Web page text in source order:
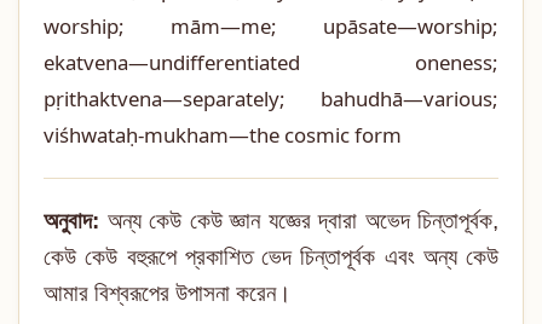
worship; mām—me; upāsate—worship;
ekatvena—undifferentiated oneness;
pṛithaktvena—separately; bahudhā—various;
viśhwataḥ-mukham—the cosmic form
অনুবাদ: অন্য কেউ কেউ জ্ঞান যজ্ঞের দ্বারা অভেদ চিন্তাপূর্বক,
কেউ কেউ বহুরূপে প্রকাশিত ভেদ চিন্তাপূর্বক এবং অন্য কেউ
আমার বিশ্বরূপের উপাসনা করেন।